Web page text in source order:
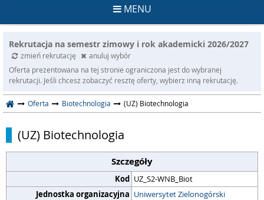
MENU
Rekrutacja na semestr zimowy i rok akademicki 2026/2027
zmień rekrutację
anuluj wybór
Oferta prezentowana na tej stronie ograniczona jest do wybranej
rekrutacji. Jeśli chcesz zobaczyć resztę oferty, wybierz inną rekrutację.
Oferta Biotechnologia (UZ) Biotechnologia
(UZ) Biotechnologia
Szczegóły
Kod UZ_S2-WNB_Biot
Jednostka organizacyjna Uniwersytet Zielonogórski